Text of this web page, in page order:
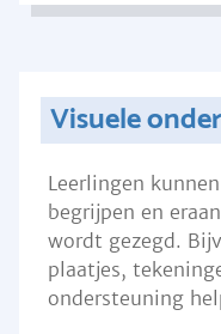
Visuele
Leerlingen
begrijpen en
wordt gezegd.
plaatjes,
ondersteuning